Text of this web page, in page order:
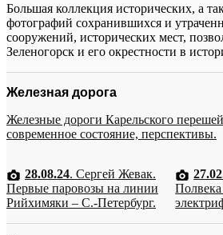
Большая коллекция исторических, а
фотографий сохранившихся и
сооружений, исторических мест,
Зеленогорск и его окрестности в
Железная дорога
Железные дороги Карельского
современное состояние, перспективы.
28.08.24. Сергей Жевак.
Первые паровозы на линии
Рийхимяки – С.-Петербург.
Полвека